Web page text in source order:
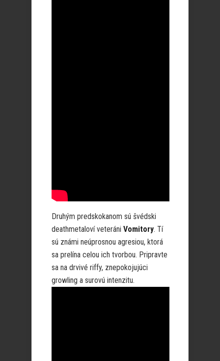
Druhým predskokanom sú švédski
deathmetaloví veteráni Vomitory. Tí
sú známi neúprosnou agresiou, ktorá
sa prelína celou ich tvorbou. Pripravte
sa na drvivé riffy, znepokojujúci
growling a surovú intenzitu.